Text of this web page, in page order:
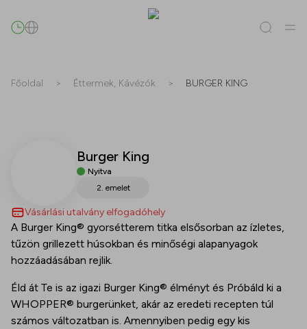
Események
Főoldal > Éttermek, Kávézók > BURGER KING
Burger King
Nyitva
2. emelet
Vásárlási utalvány elfogadóhely
A Burger King® gyorsétterem titka elsősorban az ízletes,
tűzön grillezett húsokban és minőségi alapanyagok
hozzáadásában rejlik.
Éld át Te is az igazi Burger King® élményt és Próbáld ki a
WHOPPER® burgerünket, akár az eredeti recepten túl
számos változatban is. Amennyiben pedig egy kis